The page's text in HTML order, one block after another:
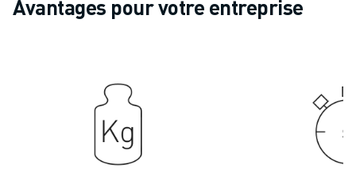
A PROPOS DE FANUC
DÉVELOPPEMENT DURABLE
FAÇONNEZ VOTRE AVENIR AVEC FANUC
Avantages pour votre entreprise